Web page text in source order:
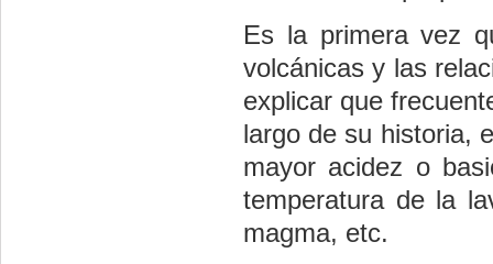
Es la primera vez
volcánicas y las
explicar que
largo de su historia,
mayor acidez o
temperatura de la
magma, etc.